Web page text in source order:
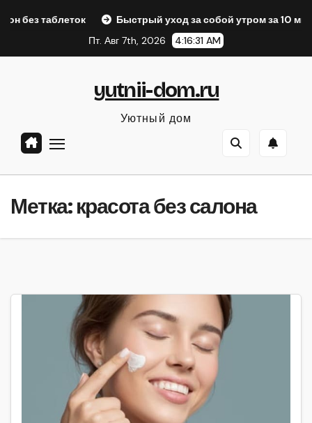
Быстрый уход за собой утром за 10 минут
Пт. Авг 7th, 2026
4:16:32 AM
yutnii-dom.ru
Уютный дом
Метка:красота без салона